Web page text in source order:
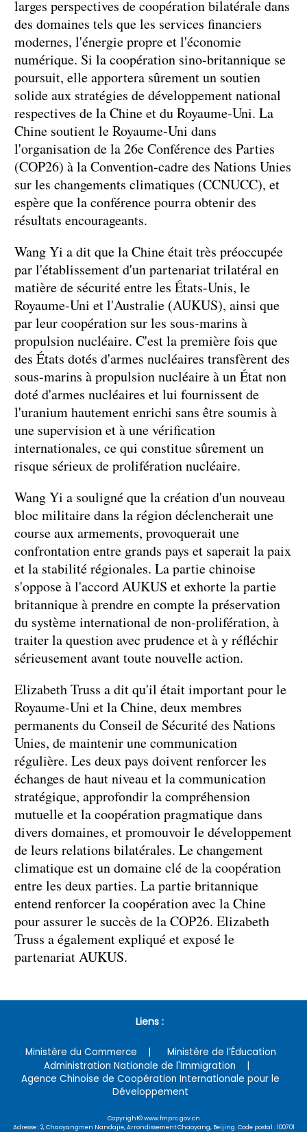
larges perspectives de coopération bilatérale dans
des domaines tels que les services financiers
modernes, l'énergie propre et l'économie
numérique. Si la coopération sino-britannique se
poursuit, elle apportera sûrement un soutien
solide aux stratégies de développement national
respectives de la Chine et du Royaume-Uni. La
Chine soutient le Royaume-Uni dans
l'organisation de la 26e Conférence des Parties
(COP26) à la Convention-cadre des Nations Unies
sur les changements climatiques (CCNUCC), et
espère que la conférence pourra obtenir des
résultats encourageants.
Wang Yi a dit que la Chine était très préoccupée
par l'établissement d'un partenariat trilatéral en
matière de sécurité entre les États-Unis, le
Royaume-Uni et l'Australie (AUKUS), ainsi que
par leur coopération sur les sous-marins à
propulsion nucléaire. C'est la première fois que
des États dotés d'armes nucléaires transfèrent des
sous-marins à propulsion nucléaire à un État non
doté d'armes nucléaires et lui fournissent de
l'uranium hautement enrichi sans être soumis à
une supervision et à une vérification
internationales, ce qui constitue sûrement un
risque sérieux de prolifération nucléaire.
Wang Yi a souligné que la création d'un nouveau
bloc militaire dans la région déclencherait une
course aux armements, provoquerait une
confrontation entre grands pays et saperait la paix
et la stabilité régionales. La partie chinoise
s'oppose à l'accord AUKUS et exhorte la partie
britannique à prendre en compte la préservation
du système international de non-prolifération, à
traiter la question avec prudence et à y réfléchir
sérieusement avant toute nouvelle action.
Elizabeth Truss a dit qu'il était important pour le
Royaume-Uni et la Chine, deux membres
permanents du Conseil de Sécurité des Nations
Unies, de maintenir une communication
régulière. Les deux pays doivent renforcer les
échanges de haut niveau et la communication
stratégique, approfondir la compréhension
mutuelle et la coopération pragmatique dans
divers domaines, et promouvoir le développement
de leurs relations bilatérales. Le changement
climatique est un domaine clé de la coopération
entre les deux parties. La partie britannique
entend renforcer la coopération avec la Chine
pour assurer le succès de la COP26. Elizabeth
Truss a également expliqué et exposé le
partenariat AUKUS.
Liens :
Ministère du Commerce
Ministère de l’Éducation
Administration Nationale de l'Immigration
Agence Chinoise de Coopération Internationale pour le
Développement
Copyright© www.fmprc.gov.cn
Adresse : 2, Chaoyangmen Nandajie, Arrondissement Chaoyang, Beijing Code postal : 100701